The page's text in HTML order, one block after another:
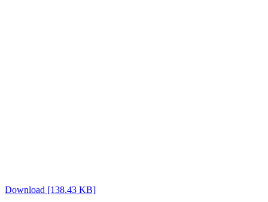
Download [138.43 KB]